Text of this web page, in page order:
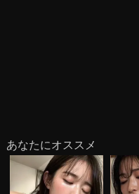
あなたにオススメ